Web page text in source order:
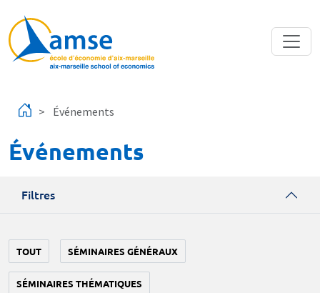
Événements
Événements
Filtres
TOUT SÉMINAIRES GÉNÉRAUX
SÉMINAIRES THÉMATIQUES